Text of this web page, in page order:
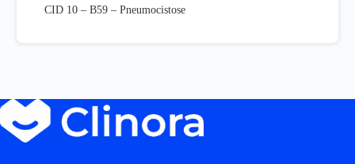
CID 10 – B59 – Pneumocistose